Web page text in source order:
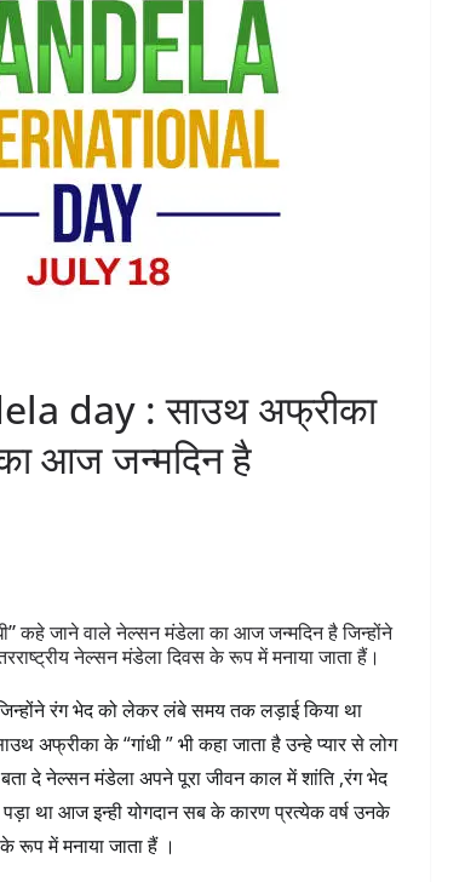
day : साउथ अफ्रीका
आज जन्मदिन है
जाने वाले नेल्सन मंडेला का आज जन्मदिन है जिन्होंने
नेल्सन मंडेला दिवस के रूप में मनाया जाता हैं।
रंग भेद को लेकर लंबे समय तक लड़ाई किया था
अफ्रीका के “गांधी ” भी कहा जाता है उन्हे प्यार से लोग
दे नेल्सन मंडेला अपने पूरा जीवन काल में शांति ,रंग भेद
था आज इन्ही योगदान सब के कारण प्रत्येक वर्ष उनके
में मनाया जाता हैं ।